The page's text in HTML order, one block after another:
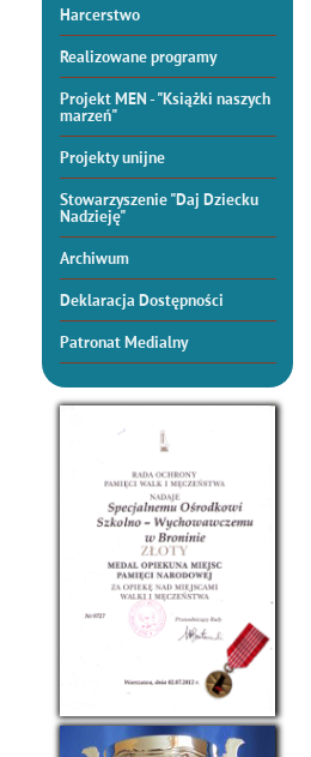
Harcerstwo
Realizowane programy
Projekt MEN - "Książki naszych
marzeń"
Projekty unijne
Stowarzyszenie "Daj Dziecku
Nadzieję"
Archiwum
Deklaracja Dostępności
Patronat Medialny